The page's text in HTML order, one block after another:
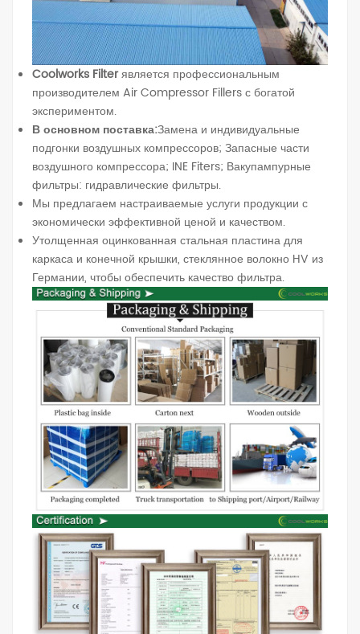
Coolworks Filterявляется профессиональным
производителем Air Compressor Fillers с богатой
экспериментом.
В основном поставка:Замена и индивидуальные
подгонки воздушных компрессоров; Запасные части
воздушного компрессора; INE Fiters; Вакупампурные
фильтры: гидравлические фильтры.
Мы предлагаем настраиваемые услуги продукции с
экономически эффективной ценой и качеством.
Утолщенная оцинкованная стальная пластина для
каркаса и конечной крышки, стеклянное волокно HV из
Германии, чтобы обеспечить качество фильтра.